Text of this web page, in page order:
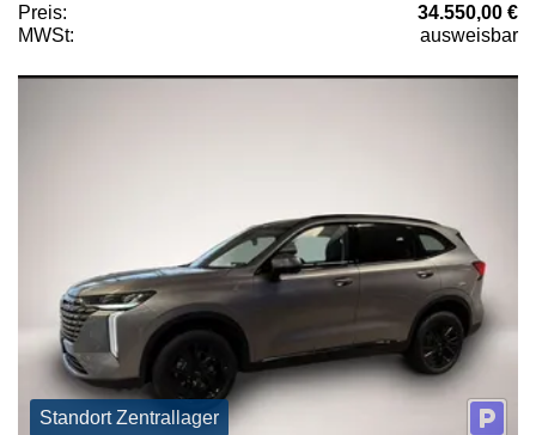
Preis:
34.550,00 €
MWSt:
ausweisbar
Standort Zentrallager